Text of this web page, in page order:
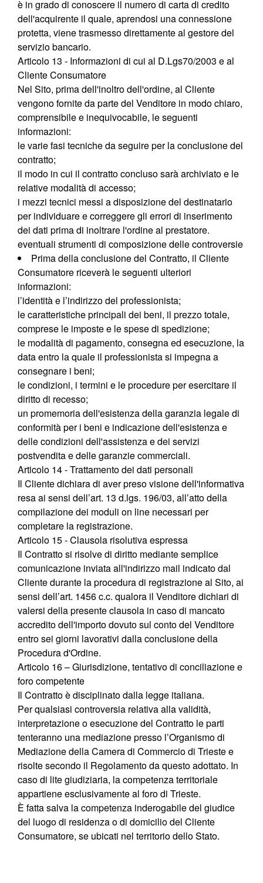
è in grado di conoscere il numero di carta di credito
dell'acquirente il quale, aprendosi una connessione
protetta, viene trasmesso direttamente al gestore del
servizio bancario.
Articolo 13 - Informazioni di cui al D.Lgs70/2003 e al
Cliente Consumatore
Nel Sito, prima dell'inoltro dell'ordine, al Cliente
vengono fornite da parte del Venditore in modo chiaro,
comprensibile e inequivocabile, le seguenti
informazioni:
le varie fasi tecniche da seguire per la conclusione del
contratto;
il modo in cui il contratto concluso sarà archiviato e le
relative modalità di accesso;
i mezzi tecnici messi a disposizione del destinatario
per individuare e correggere gli errori di inserimento
dei dati prima di inoltrare l'ordine al prestatore.
eventuali strumenti di composizione delle controversie
Prima della conclusione del Contratto, il Cliente
Consumatore riceverà le seguenti ulteriori
informazioni:
l’identità e l’indirizzo del professionista;
le caratteristiche principali dei beni, il prezzo totale,
comprese le imposte e le spese di spedizione;
le modalità di pagamento, consegna ed esecuzione, la
data entro la quale il professionista si impegna a
consegnare i beni;
le condizioni, i termini e le procedure per esercitare il
diritto di recesso;
un promemoria dell'esistenza della garanzia legale di
conformità per i beni e indicazione dell'esistenza e
delle condizioni dell'assistenza e dei servizi
postvendita e delle garanzie commerciali.
Articolo 14 - Trattamento dei dati personali
Il Cliente dichiara di aver preso visione dell'informativa
resa ai sensi dell’art. 13 d.lgs. 196/03, all’atto della
compilazione dei moduli on line necessari per
completare la registrazione.
Articolo 15 - Clausola risolutiva espressa
Il Contratto si risolve di diritto mediante semplice
comunicazione inviata all'indirizzo mail indicato dal
Cliente durante la procedura di registrazione al Sito, ai
sensi dell’art. 1456 c.c. qualora il Venditore dichiari di
valersi della presente clausola in caso di mancato
accredito dell'importo dovuto sul conto del Venditore
entro sei giorni lavorativi dalla conclusione della
Procedura d'Ordine.
Articolo 16 – Giurisdizione, tentativo di conciliazione e
foro competente
Il Contratto è disciplinato dalla legge italiana.
Per qualsiasi controversia relativa alla validità,
interpretazione o esecuzione del Contratto le parti
tenteranno una mediazione presso l’Organismo di
Mediazione della Camera di Commercio di Trieste e
risolte secondo il Regolamento da questo adottato. In
caso di lite giudiziaria, la competenza territoriale
appartiene esclusivamente al foro di Trieste.
È fatta salva la competenza inderogabile del giudice
del luogo di residenza o di domicilio del Cliente
Consumatore, se ubicati nel territorio dello Stato.